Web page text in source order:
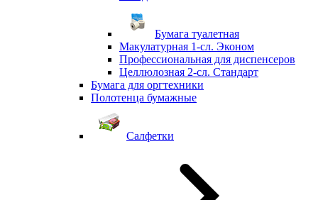
Бумага туалетная
Макулатурная 1-сл. Эконом
Профессиональная для диспенсеров
Целлюлозная 2-сл. Стандарт
Бумага для оргтехники
Полотенца бумажные
Салфетки